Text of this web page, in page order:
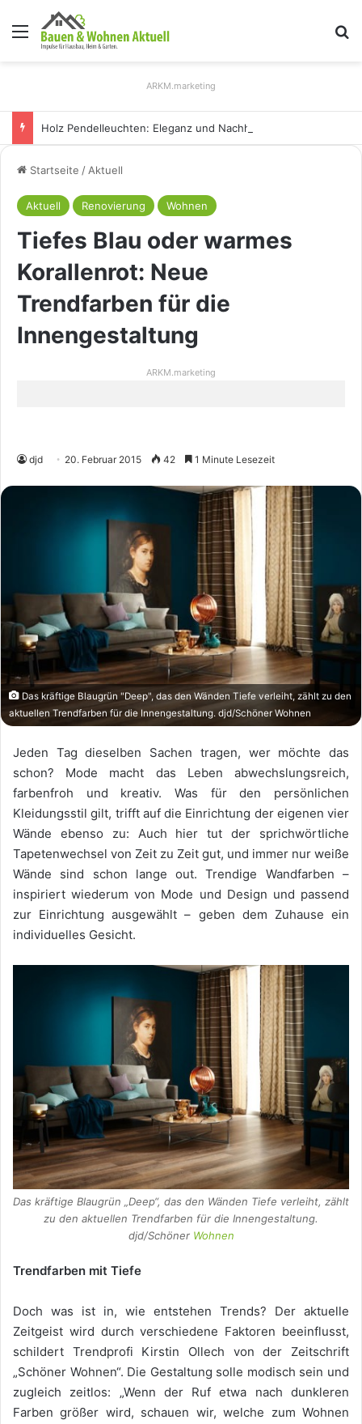
Menü
ARKM.marketing
Startseite / Aktuell
Aktuell Renovierung Wohnen
Tiefes Blau oder warmes
Korallenrot: Neue
Trendfarben für die
Innengestaltung
ARKM.marketing
djd 20. Februar 2015 42 1 Minute Lesezeit
Das kräftige Blaugrün "Deep", das den Wänden Tiefe verleiht, zählt zu den
aktuellen Trendfarben für die Innengestaltung. djd/Schöner Wohnen
Jeden Tag dieselben Sachen tragen, wer möchte das
schon? Mode macht das Leben abwechslungsreich,
farbenfroh und kreativ. Was für den persönlichen
Kleidungsstil gilt, trifft auf die Einrichtung der eigenen vier
Wände ebenso zu: Auch hier tut der sprichwörtliche
Tapetenwechsel von Zeit zu Zeit gut, und immer nur weiße
Wände sind schon lange out. Trendige Wandfarben –
inspiriert wiederum von Mode und Design und passend
zur Einrichtung ausgewählt – geben dem Zuhause ein
individuelles Gesicht.
Das kräftige Blaugrün „Deep“, das den Wänden Tiefe verleiht, zählt
zu den aktuellen Trendfarben für die Innengestaltung.
djd/Schöner Wohnen
Trendfarben mit Tiefe
Doch was ist in, wie entstehen Trends? Der aktuelle
Zeitgeist wird durch verschiedene Faktoren beeinflusst,
schildert Trendprofi Kirstin Ollech von der Zeitschrift
„Schöner Wohnen“. Die Gestaltung solle modisch sein und
zugleich zeitlos: „Wenn der Ruf etwa nach dunkleren
Farben größer wird, schauen wir, welche zum Wohnen